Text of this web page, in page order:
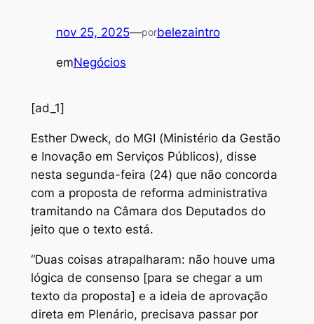
nov 25, 2025—porbelezaintro
emNegócios
[ad_1]
Esther Dweck, do MGI (Ministério da Gestão
e Inovação em Serviços Públicos), disse
nesta segunda-feira (24) que não concorda
com a proposta de reforma administrativa
tramitando na Câmara dos Deputados do
jeito que o texto está.
“Duas coisas atrapalharam: não houve uma
lógica de consenso [para se chegar a um
texto da proposta] e a ideia de aprovação
direta em Plenário, precisava passar por